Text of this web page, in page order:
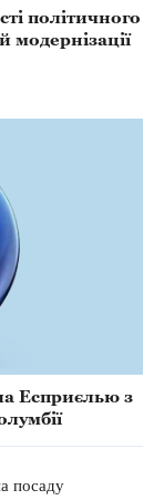
політичного
модернізації
Есприєлью з
посаду